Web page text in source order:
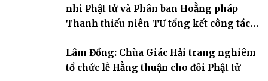
nhi Phật tử và Phân ban Hoằng pháp
Thanh thiếu niên TƯ tổng kết công tác
Lâm Đồng: Chùa Giác Hải trang nghiêm
tổ chức lễ Hằng thuận cho đôi Phật tử